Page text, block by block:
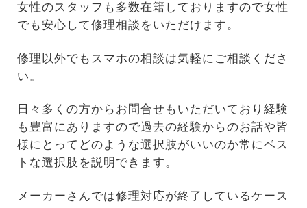
女性のスタッフも多数在籍しておりますので女性
でも安心して修理相談をいただけます。
修理以外でもスマホの相談は気軽にご相談くださ
い。
日々多くの方からお問合せもいただいており経験
も豊富にありますので過去の経験からのお話や皆
様にとってどのような選択肢がいいのか常にベス
トな選択肢を説明できます。
メーカーさんでは修理対応が終了しているケース